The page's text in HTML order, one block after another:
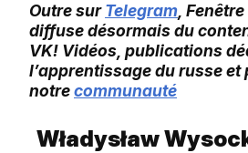
Outre surTelegram ,
diffuse désormais du
VK! Vidéos, publications
l’apprentissage du russe
notrecommunauté
Władysław